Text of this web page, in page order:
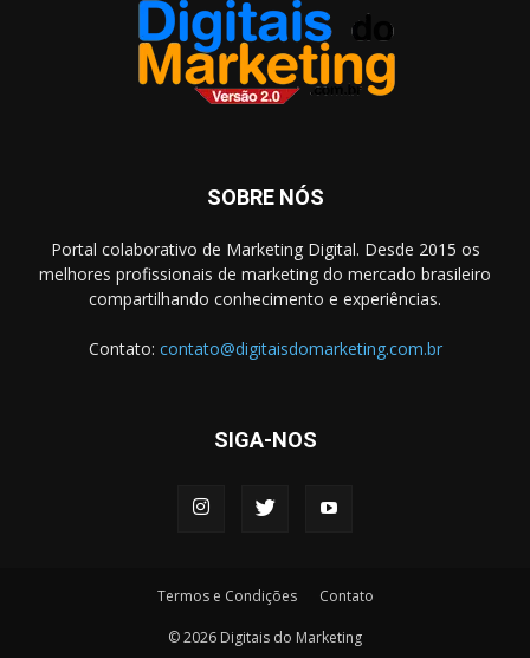
SOBRE NÓS
Portal colaborativo de Marketing Digital. Desde 2015 os
melhores profissionais de marketing do mercado brasileiro
compartilhando conhecimento e experiências.
Contato: contato@digitaisdomarketing.com.br
SIGA-NOS
Termos e Condições Contato
© 2026 Digitais do Marketing